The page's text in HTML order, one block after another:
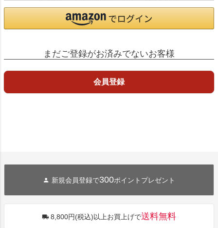
まだご登録がお済みでないお客様
会員登録
新規会員登録で300ポイントプレゼント
8,800円(税込)以上お買上げで送料無料